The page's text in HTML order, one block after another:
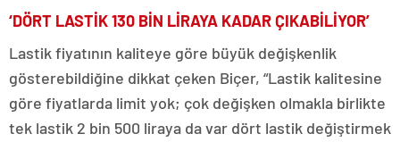
‘DÖRT LASTİK 130 BİN LİRAYA KADAR ÇIKABİLİYOR’
Lastik fiyatının kaliteye göre büyük değişkenlik
gösterebildiğine dikkat çeken Biçer, “Lastik kalitesine
göre fiyatlarda limit yok; çok değişken olmakla birlikte
tek lastik 2 bin 500 liraya da var dört lastik değiştirmek